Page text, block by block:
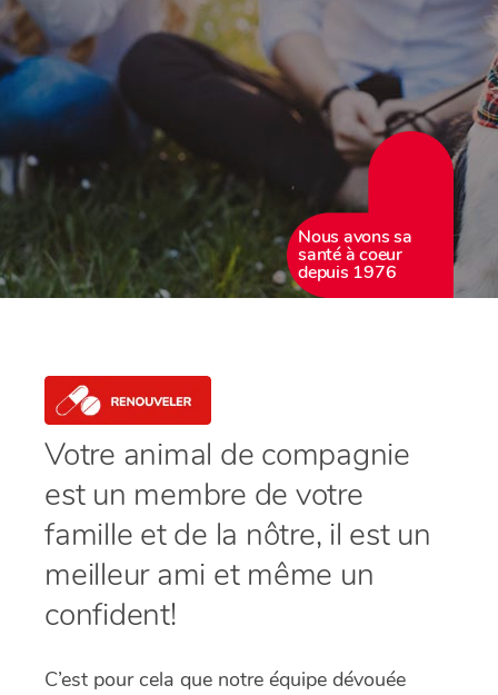
Nous avons sa
santé à coeur
depuis 1976
Votre animal de compagnie
est un membre de votre
famille et de la nôtre, il est un
meilleur ami et même un
confident!
C’est pour cela que notre équipe dévouée